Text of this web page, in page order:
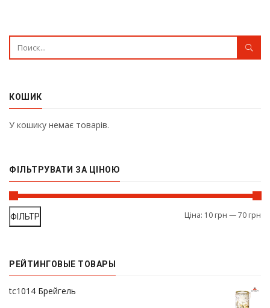
КОШИК
У кошику немає товарів.
ФІЛЬТРУВАТИ ЗА ЦІНОЮ
ФІЛЬТР Ціна: 10 грн —70 грн
РЕЙТИНГОВЫЕ ТОВАРЫ
tc1014 Брейгель
37.00грн